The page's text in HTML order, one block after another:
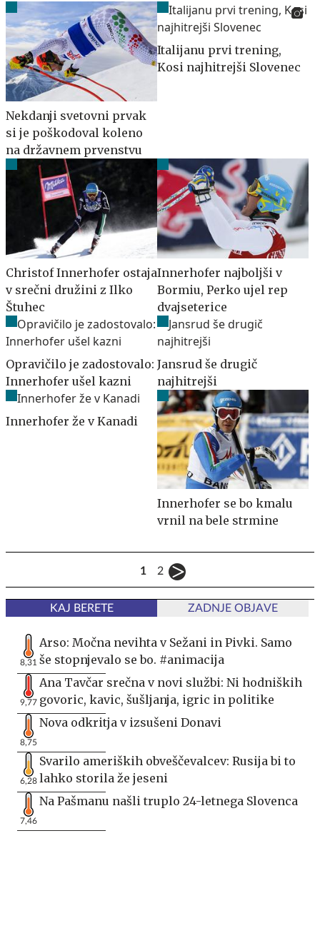
Nekdanji svetovni prvak
si je poškodoval koleno
na državnem prvenstvu
Italijanu prvi trening,
Kosi najhitrejši Slovenec
Christof Innerhofer ostaja
v srečni družini z Ilko
Štuhec
Innerhofer najboljši v
Bormiu, Perko ujel rep
dvajseterice
Opravičilo je zadostovalo:
Innerhofer ušel kazni
Jansrud še drugič
najhitrejši
Innerhofer že v Kanadi
Innerhofer se bo kmalu
vrnil na bele strmine
1 2
KAJ BERETE ZADNJE OBJAVE
8,31
Arso: Močna nevihta v Sežani in Pivki. Samo
še stopnjevalo se bo. #animacija
9,77
Ana Tavčar srečna v novi službi: Ni hodniških
govoric, kavic, šušljanja, igric in politike
8,75
Nova odkritja v izsušeni Donavi
6,28
Svarilo ameriških obveščevalcev: Rusija bi to
lahko storila že jeseni
7,46
Na Pašmanu našli truplo 24-letnega Slovenca